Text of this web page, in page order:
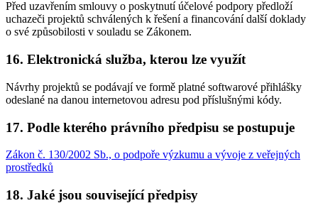
Před uzavřením smlouvy o poskytnutí účelové podpory předloží
uchazeči projektů schválených k řešení a financování další doklady
o své způsobilosti v souladu se Zákonem.
16. Elektronická služba, kterou lze využít
Návrhy projektů se podávají ve formě platné softwarové přihlášky
odeslané na danou internetovou adresu pod příslušnými kódy.
17. Podle kterého právního předpisu se postupuje
Zákon č. 130/2002 Sb., o podpoře výzkumu a vývoje z veřejných
prostředků
18. Jaké jsou související předpisy